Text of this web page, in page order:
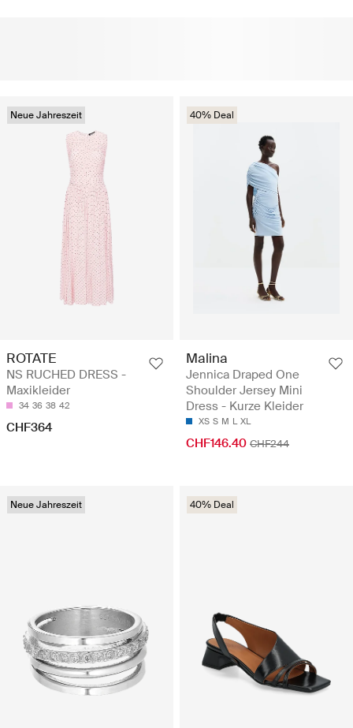
Neue Jahreszeit
ROTATE
NS RUCHED DRESS -
Maxikleider
34 36 38 42
CHF364
40% Deal
Malina
Jennica Draped One
Shoulder Jersey Mini
Dress - Kurze Kleider
XS S M L XL
CHF146.40 CHF244
Neue Jahreszeit 40% Deal